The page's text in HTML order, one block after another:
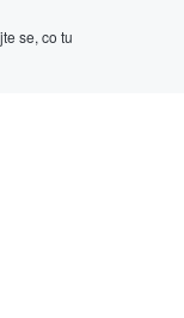
se, co tu